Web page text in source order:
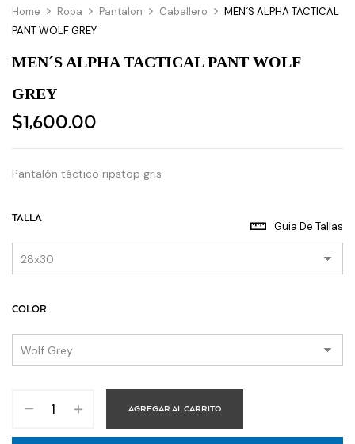
Home Ropa Pantalon Caballero
MEN´S ALPHA TACTICAL
PANT WOLF GREY
MEN´S ALPHA TACTICAL PANT WOLF
GREY
$1,600.00
Pantalón táctico ripstop gris
Guia De Tallas
TALLA
COLOR
AGREGAR AL CARRITO